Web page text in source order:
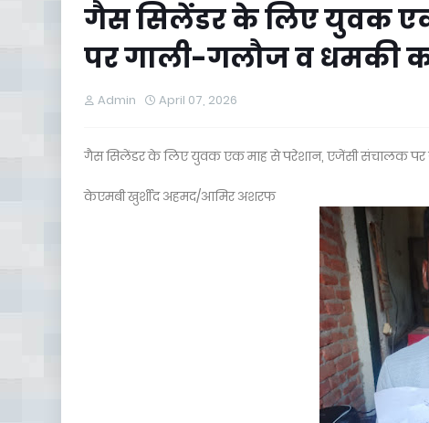
गैस सिलेंडर के लिए युवक
पर गाली-गलौज व धमकी
Admin April 07, 2026
गैस सिलेंडर के लिए युवक एक माह से परेशान, एजेंसी संचालक पर
केएमबी खुर्शीद अहमद/आमिर अशरफ